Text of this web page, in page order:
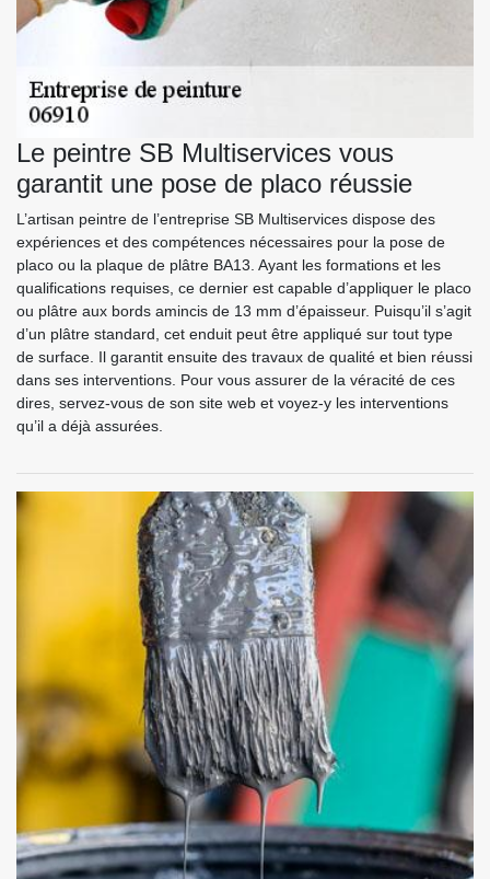
Le peintre SB Multiservices vous
garantit une pose de placo réussie
L’artisan peintre de l’entreprise SB Multiservices dispose des
expériences et des compétences nécessaires pour la pose de
placo ou la plaque de plâtre BA13. Ayant les formations et les
qualifications requises, ce dernier est capable d’appliquer le placo
ou plâtre aux bords amincis de 13 mm d’épaisseur. Puisqu’il s’agit
d’un plâtre standard, cet enduit peut être appliqué sur tout type
de surface. Il garantit ensuite des travaux de qualité et bien réussi
dans ses interventions. Pour vous assurer de la véracité de ces
dires, servez-vous de son site web et voyez-y les interventions
qu’il a déjà assurées.